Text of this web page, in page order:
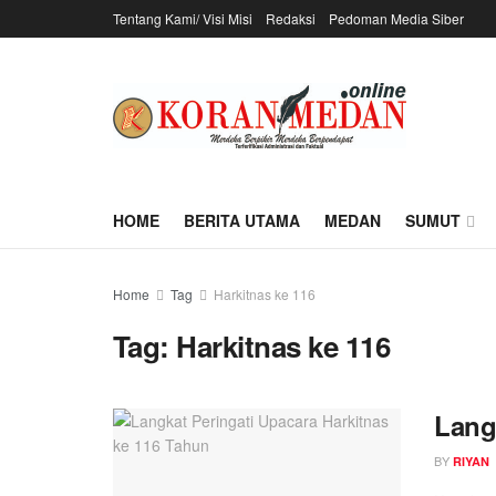
Tentang Kami/ Visi Misi Redaksi Pedoman Media Siber
HOME BERITA UTAMA MEDAN SUMUT
Home Tag Harkitnas ke 116
Tag: Harkitnas ke 116
BY RIYAN